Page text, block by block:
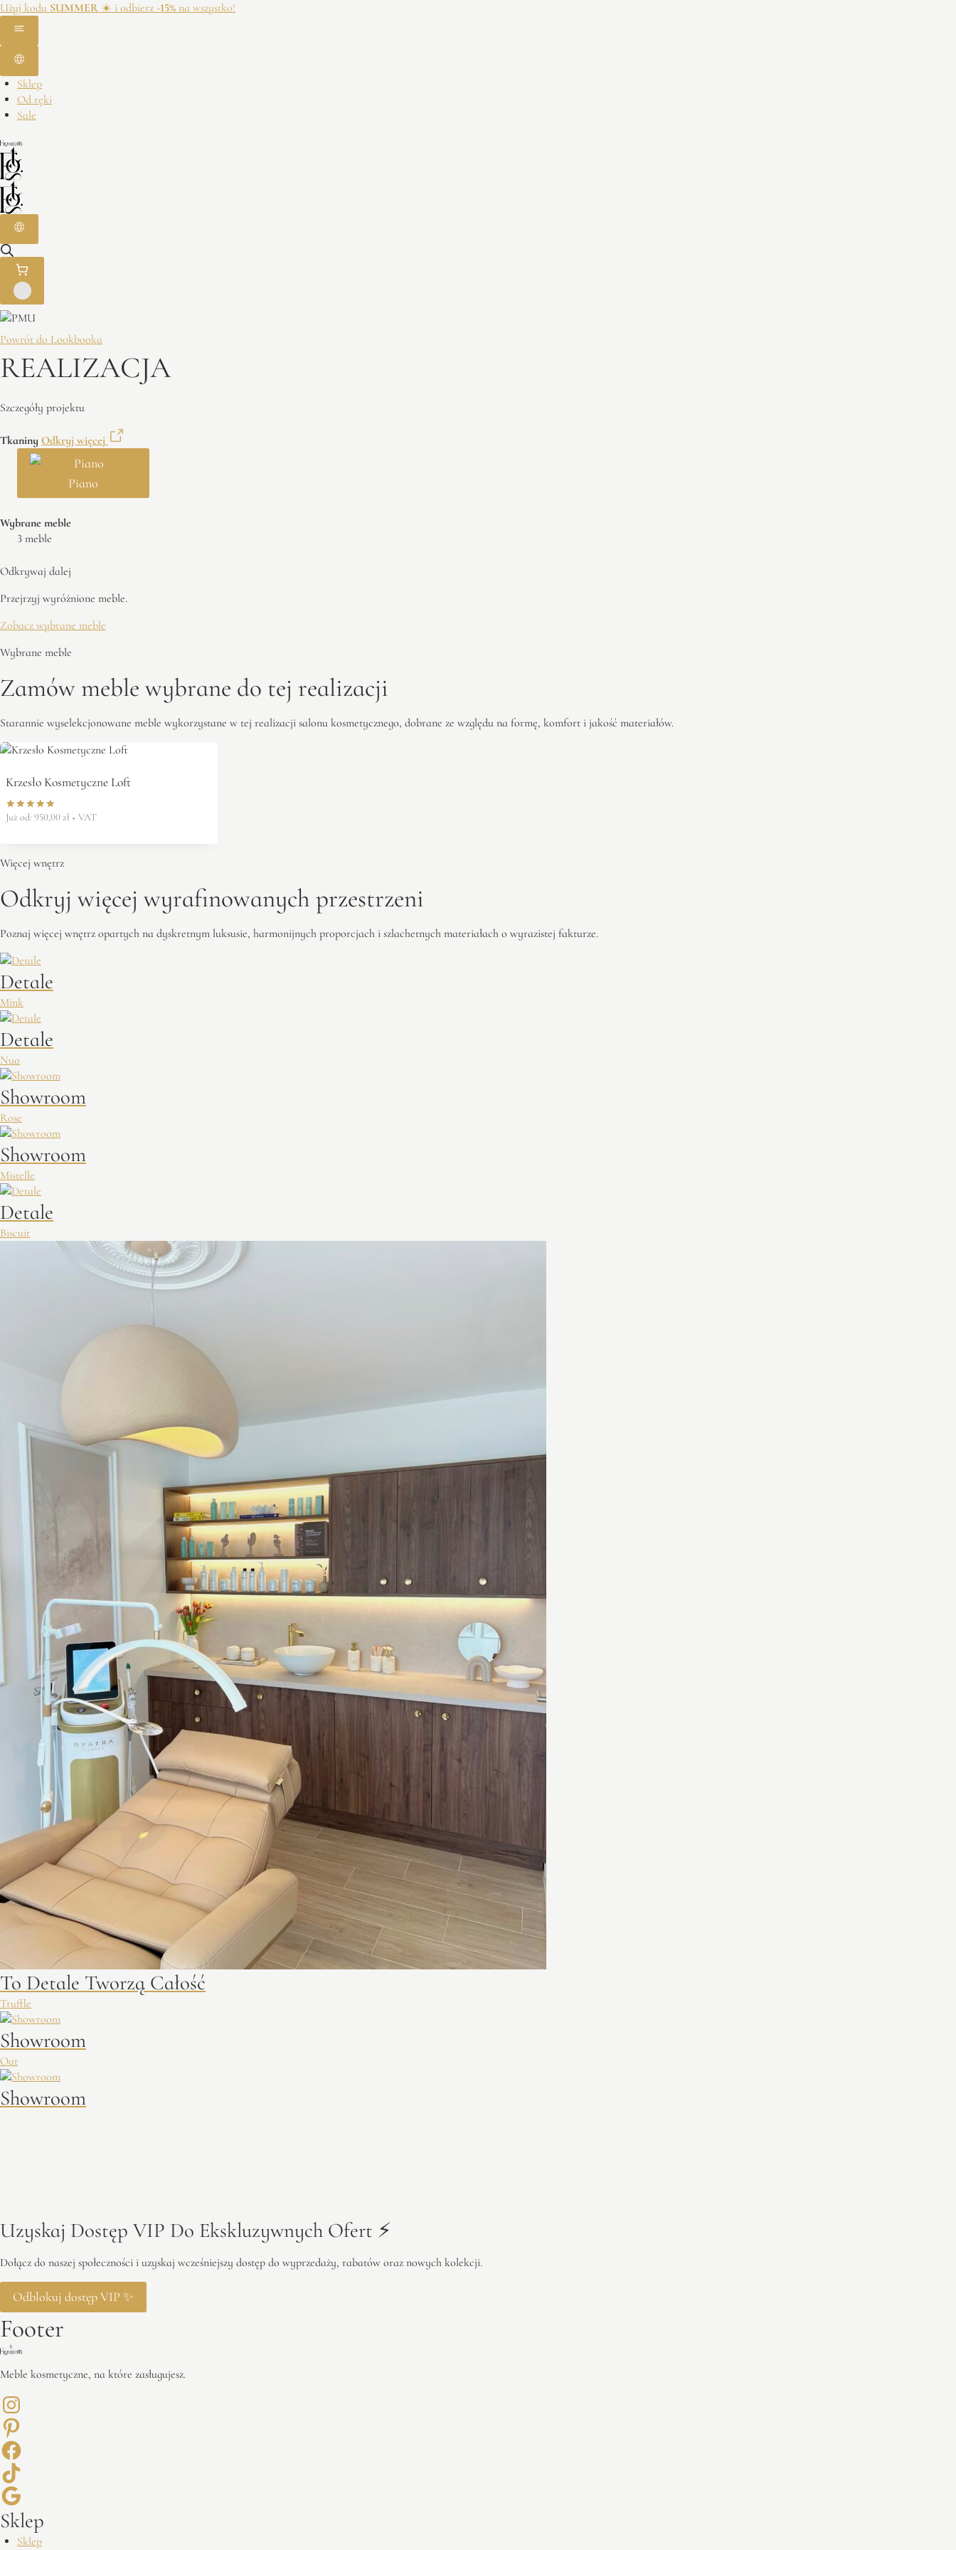
Użyj kodu SUMMER ☀️ i odbierz -15% na wszystko!
Sklep
Od ręki
Sale
Powrót do Lookbooka
REALIZACJA
Szczegóły projektu
Tkaniny Odkryj więcej
Piano
Wybrane meble
3 meble
Odkrywaj dalej
Przejrzyj wyróżnione meble.
Zobacz wybrane meble
Wybrane meble
Zamów meble wybrane do tej realizacji
Starannie wyselekcjonowane meble wykorzystane w tej realizacji salonu kosmetycznego, dobrane ze względu na formę, komfort i jakość materiałów.
Krzesło Kosmetyczne Loft
Oceniono
Już od: 950,00zł + VAT
Więcej wnętrz
Odkryj więcej wyrafinowanych przestrzeni
Poznaj więcej wnętrz opartych na dyskretnym luksusie, harmonijnych proporcjach i szlachetnych materiałach o wyrazistej fakturze.
Detale
Mink
Detale
Nua
Showroom
Rose
Showroom
Mistelle
Detale
Biscuit
To Detale Tworzą Całość
Truffle
Showroom
Oat
Showroom
Uzyskaj Dostęp VIP Do Ekskluzywnych Ofert ⚡️
Dołącz do naszej społeczności i uzyskaj wcześniejszy dostęp do wyprzedaży, rabatów oraz nowych kolekcji.
Odblokuj dostęp VIP ✨
Footer
Meble kosmetyczne, na które zasługujesz.
Sklep
Sklep